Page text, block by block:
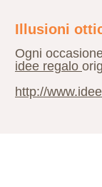
Illusioni
Ogni
idee regalo
http://